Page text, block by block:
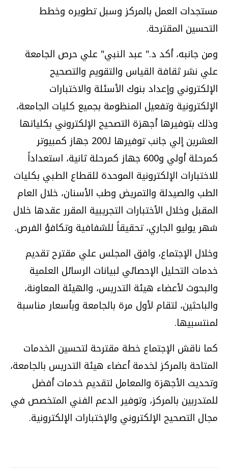
مستجدات العمل بالمركز وسبل تطويره وخطط
التحسين المقترحة.
ومن جانبه، أكد د." عبد النبي" علي حرص الجامعة
علي نشر ثقافة القياس والتقويم والتصحيح
الإلكتروني وإعداد بنوك الأسئلة والاختبارات
الإلكترونية وتفعيل المنظومة بجميع كليات الجامعة،
وذلك بتوفيرها أجهزة التصحيح الإلكتروني بكلياتها
العشرين إلي جانب توفيرها لـ200 جهاز كمبيوتر
كمرحلة أولي و600 جهاز كمرحلة ثانية، استعداداً
للاختبارات الإلكترونية الموحدة للقطاع الطبي بكليات
الطب والصيدلة والتمريض وطب الأسنان، خلال العام
المقبل وخلال الأختبارات التجريبية المقرر عقدها خلال
شهر يوليو الجاري، تحقيقاً للشفافية وتكافؤ الفرص.
وخلال الإجتماع، وافق المجلس علي مقترح تقديم
خدمات التحليل الإحصائي لبيانات الرسائل العلمية
والبحوث لأعضاء هيئة التدريس، والهيئة المعاونة،
والباحثين، لتقام لأول مرة بالجامعة وبأسعار مناسبة
لمنتسبيها.
كما ناقش الإجتماع خطة مقترحة لتحسين الخدمات
المتاحة بالمركز لخدمة أعضاء هيئة التدريس بالجامعة،
وتحديث الأجهزة والمعامل لتقديم خدمات أفضل
للمتدربين بالمركز، وتوفير الدعم الفني المتخصص في
مجال التصحيح الإلكتروني والإختبارات الإلكترونية.